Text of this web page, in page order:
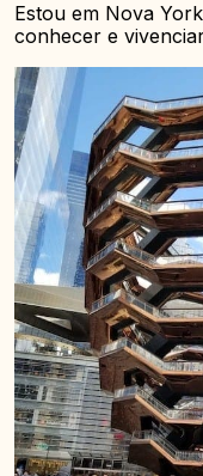
Estou em Nova
conhecer e